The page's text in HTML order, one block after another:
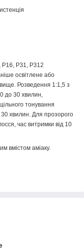
P16, P31, P312
освітлене або
Розведення 1:1,5 з
до 30 хвилин,
тонування
хвилин. Для прозорого
час витримки від 10
вмістом аміаку.